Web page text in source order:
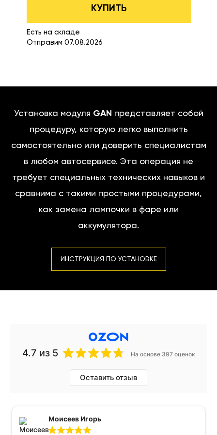
КУПИТЬ
Есть на складе
Отправим 07.08.2026
Установка модуля GAN представляет собой
процедуру, которую легко выполнить
самостоятельно или доверить специалистам
в любом автосервисе. Эта операция не
требует специальных технических навыков и
сравнима с такими простыми процедурами,
как замена лампочки в фаре или
аккумулятора.
ИНСТРУКЦИЯ ПО УСТАНОВКЕ
4.7 из 5 На основе 397 оценок
Оставить отзыв
Моисеев Игорь